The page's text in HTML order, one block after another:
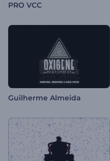
PRO VCC
Guilherme Almeida